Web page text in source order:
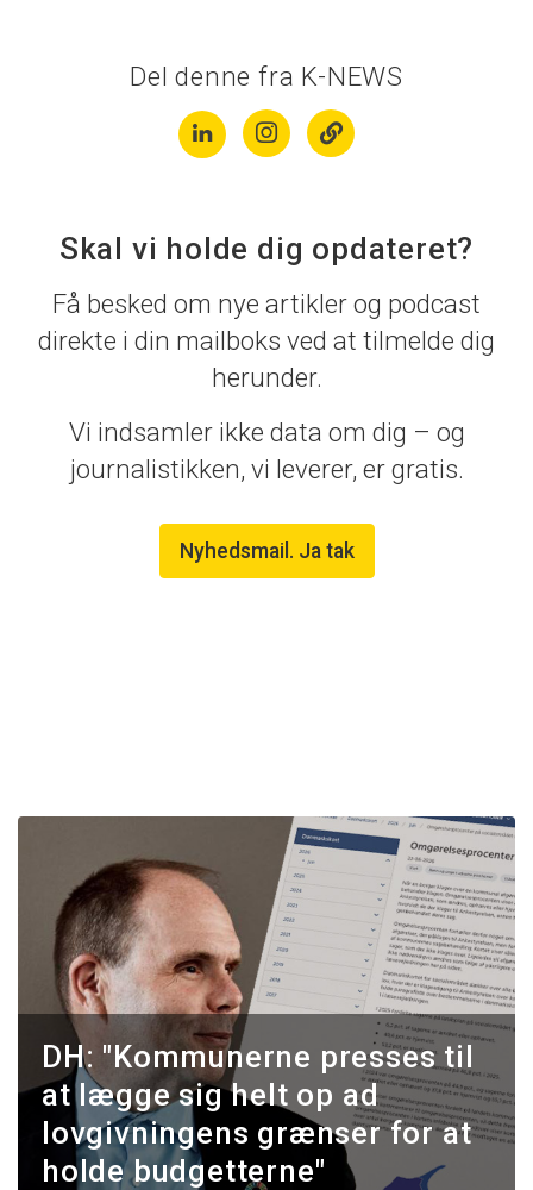
Del denne fra K-NEWS
Skal vi holde dig opdateret?
Få besked om nye artikler og podcast
direkte i din mailboks ved at tilmelde dig
herunder.
Vi indsamler ikke data om dig – og
journalistikken, vi leverer, er gratis.
Nyhedsmail. Ja tak
DH: "Kommunerne presses til
at lægge sig helt op ad
lovgivningens grænser for at
holde budgetterne"